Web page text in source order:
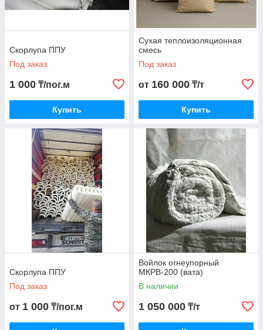
Скорлупа ППУ
Под заказ
1 000 ₸/пог.м
Купить
Сухая теплоизоляционная
смесь
Под заказ
от 160 000 ₸/т
Купить
Скорлупа ППУ
Под заказ
от 1 000 ₸/пог.м
Войлок огнеупорный
МКРВ-200 (вата)
В наличии
1 050 000 ₸/т